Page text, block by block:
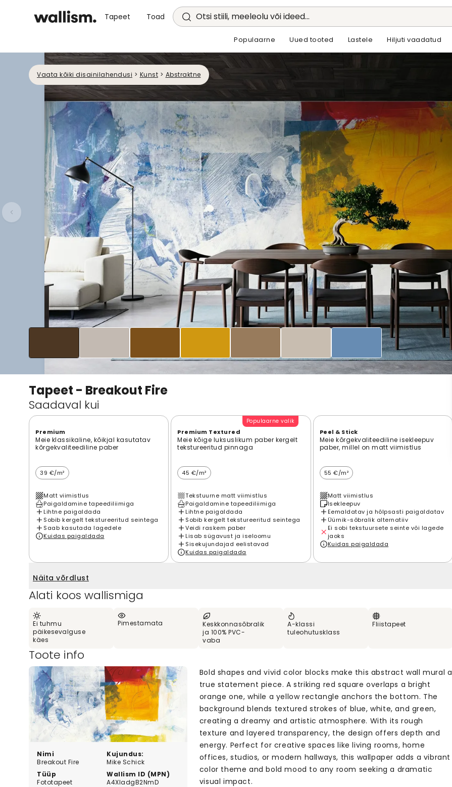
Tapeet Toad Otsi stiili, meeleolu või ideed...
Populaarne Uued tooted Lastele Hiljuti vaadatud
Vaata kõiki disainilahendusi > Kunst > Abstraktne
Tapeet - Breakout Fire
Saadaval kui
Premium
Meie klassikaline, kõikjal kasutatav
kõrgekvaliteediline paber
39 €/m²
Matt viimistlus
Paigaldamine tapeediliimiga
Lihtne paigaldada
Sobib kergelt tekstureeritud seintega
Saab kasutada lagedele
Kuidas paigaldada
Populaarne valik
Premium Textured
Meie kõige luksuslikum paber kergelt
tekstureeritud pinnaga
45 €/m²
Tekstuurne matt viimistlus
Paigaldamine tapeediliimiga
Lihtne paigaldada
Sobib kergelt tekstureeritud seintega
Veidi raskem paber
Lisab sügavust ja iseloomu
Sisekujundajad eelistavad
Kuidas paigaldada
Peel & Stick
Meie kõrgekvaliteediline isekleepuv
paber, millel on matt viimistlus
55 €/m²
Matt viimistlus
Isekleepuv
Eemaldatav ja hõlpsasti paigaldatav
Üürnik-sõbralik alternatiiv
Ei sobi tekstuursete seinte või lagede
jaoks
Kuidas paigaldada
Näita võrdlust
Alati koos wallismiga
Ei tuhmu
päikesevalguse
käes
Pimestamata
Keskkonnasõbralik
ja 100% PVC-
vaba
A-klassi
tuleohutusklass
Fliistapeet
Toote info
Nimi
Breakout Fire
Kujundus:
Mike Schick
Tüüp
Fototapeet
Wallism ID (MPN)
A4XladgB2NmD
Bold shapes and vivid color blocks make this abstract wall mural a
true statement piece. A striking red square overlaps a bright
orange one, while a yellow rectangle anchors the bottom. The
background blends textured strokes of blue, white, and green,
creating a dreamy and artistic atmosphere. With its rough
texture and layered transparency, the design offers depth and
energy. Perfect for creative spaces like living rooms, home
offices, studios, or modern hallways, this wallpaper adds a vibrant
color theme and bold mood to any room seeking a dramatic
visual impact.